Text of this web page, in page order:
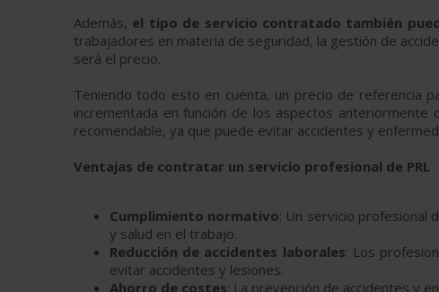
Además, el tipo de servicio contratado también
trabajadores en materia de seguridad, la gestión de
será el precio.
Teniendo todo esto en cuenta, un precio de referencia
incrementada en función de los aspectos anteriormente
recomendable, ya que puede evitar accidentes y
Ventajas de contratar un servicio profesional de PRL
Cumplimiento normativo: Un servicio profesional
y salud en el trabajo.
Reducción de accidentes laborales: Los
evitar accidentes y lesiones.
Ahorro de costes: La prevención de accidentes y